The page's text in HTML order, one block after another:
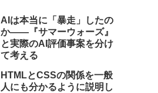
AIは本当に「暴走」したの
か――『サマーウォーズ』
と実際のAI評価事案を分け
て考える
HTMLとCSSの関係を一般
人にも分かるように説明し